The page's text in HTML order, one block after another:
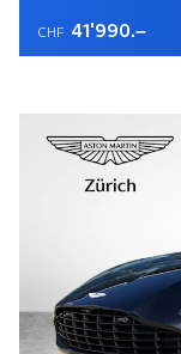
CHF 41'990.–